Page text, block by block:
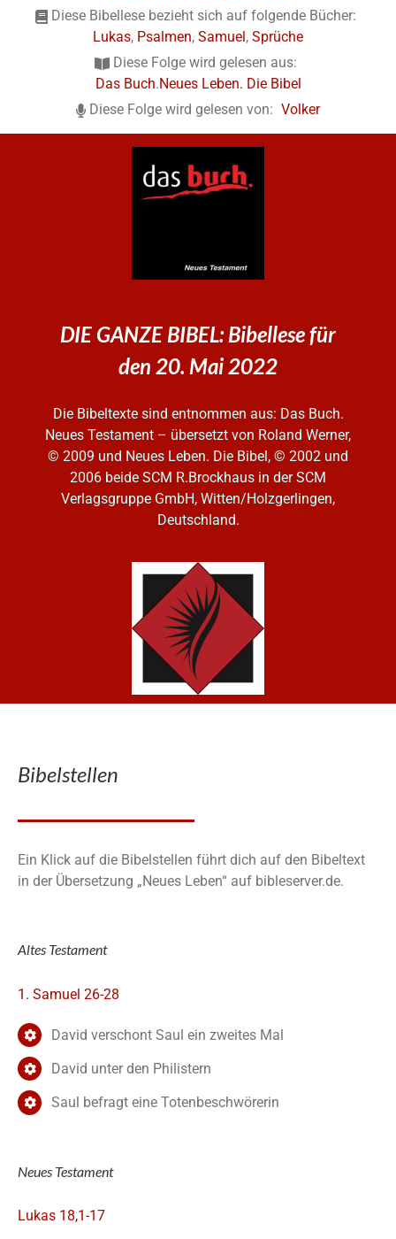
Diese Bibellese bezieht sich auf folgende Bücher:
Lukas, Psalmen, Samuel , Sprüche
Diese Folge wird gelesen aus:
Das Buch.Neues Leben. Die Bibel
Diese Folge wird gelesen von: Volker
DIE GANZE BIBEL: Bibellese für
den 20. Mai 2022
Die Bibeltexte sind entnommen aus: Das Buch.
Neues Testament – übersetzt von Roland Werner,
© 2009 und Neues Leben. Die Bibel, © 2002 und
2006 beide SCM R.Brockhaus in der SCM
Verlagsgruppe GmbH, Witten/Holzgerlingen,
Deutschland.
Bibelstellen
Ein Klick auf die Bibelstellen führt dich auf den Bibeltext
in der Übersetzung „Neues Leben“ auf bibleserver.de.
Altes Testament
1. Samuel 26-28
David verschont Saul ein zweites Mal
David unter den Philistern
Saul befragt eine Totenbeschwörerin
Neues Testament
Lukas 18,1-17